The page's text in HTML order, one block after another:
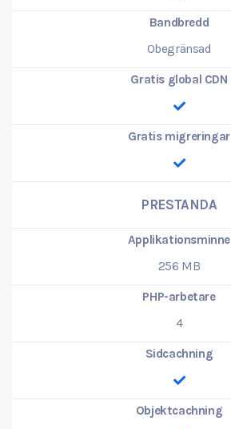
Bandbredd
Obegränsad
Gratis global CDN
Gratis migreringar
PRESTANDA
Applikationsminne
256 MB
PHP-arbetare
4
Sidcachning
Objektcachning